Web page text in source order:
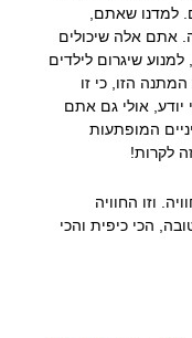
למדנו שאתם,
אתם אלה שיכולים
שיגרום לילדים
הזו, כי זו
אולי גם אתם
המופתעות
לקרות!
וזו החוויה
הכי כיפית והכי